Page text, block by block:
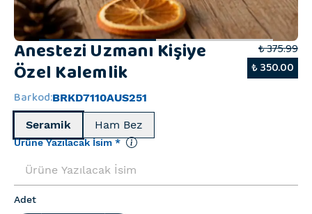
Anestezi Uzmanı Kişiye
Özel Kalemlik
₺ 375.99
₺ 350.00
Barkod:BRKD7110AUS251
Seramik Ham Bez
Ürüne Yazılacak İsim *
Adet